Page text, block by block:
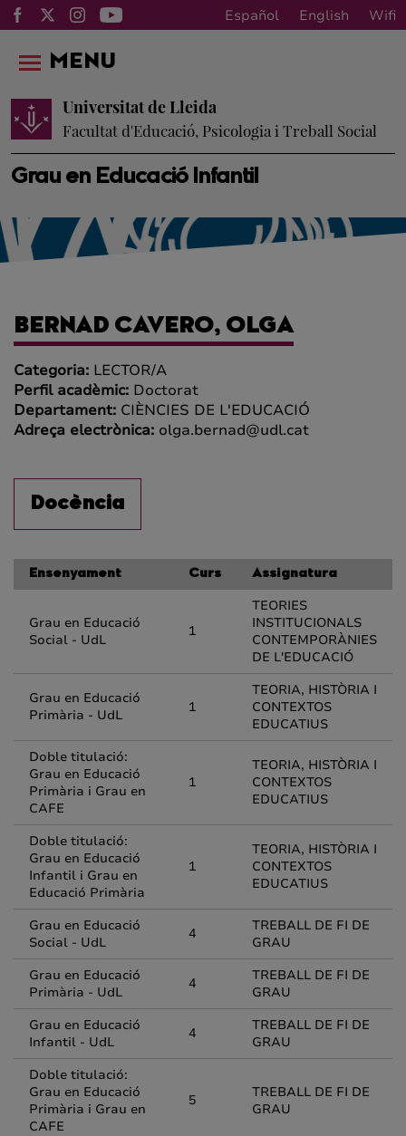
Español English Wifi
Grau en Educació Infantil
Universitat de Lleida
Facultat d'Educació, Psicologia i Treball Social
MENU
BERNAD CAVERO, OLGA
Categoria: LECTOR/A
Perfil acadèmic: Doctorat
Departament: CIÈNCIES DE L'EDUCACIÓ
Adreça electrònica: olga.bernad@udl.cat
Docència
Ensenyament Curs Assignatura
Grau en Educació
Social - UdL
1
TEORIES
INSTITUCIONALS
CONTEMPORÀNIES
DE L'EDUCACIÓ
Grau en Educació
Primària - UdL
1
TEORIA, HISTÒRIA I
CONTEXTOS
EDUCATIUS
Doble titulació:
Grau en Educació
Primària i Grau en
CAFE
1
TEORIA, HISTÒRIA I
CONTEXTOS
EDUCATIUS
Doble titulació:
Grau en Educació
Infantil i Grau en
Educació Primària
1
TEORIA, HISTÒRIA I
CONTEXTOS
EDUCATIUS
Grau en Educació
Social - UdL
4
TREBALL DE FI DE
GRAU
Grau en Educació
Primària - UdL
4
TREBALL DE FI DE
GRAU
Grau en Educació
Infantil - UdL
4
TREBALL DE FI DE
GRAU
Doble titulació:
Grau en Educació
Primària i Grau en
CAFE
5
TREBALL DE FI DE
GRAU